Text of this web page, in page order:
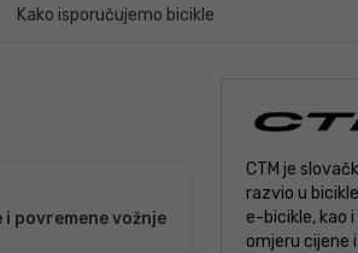
Kako isporučujemo bicikle
povremene vožnje
CTM je
razvio u
e-bicikle, kao
omjeru cijene